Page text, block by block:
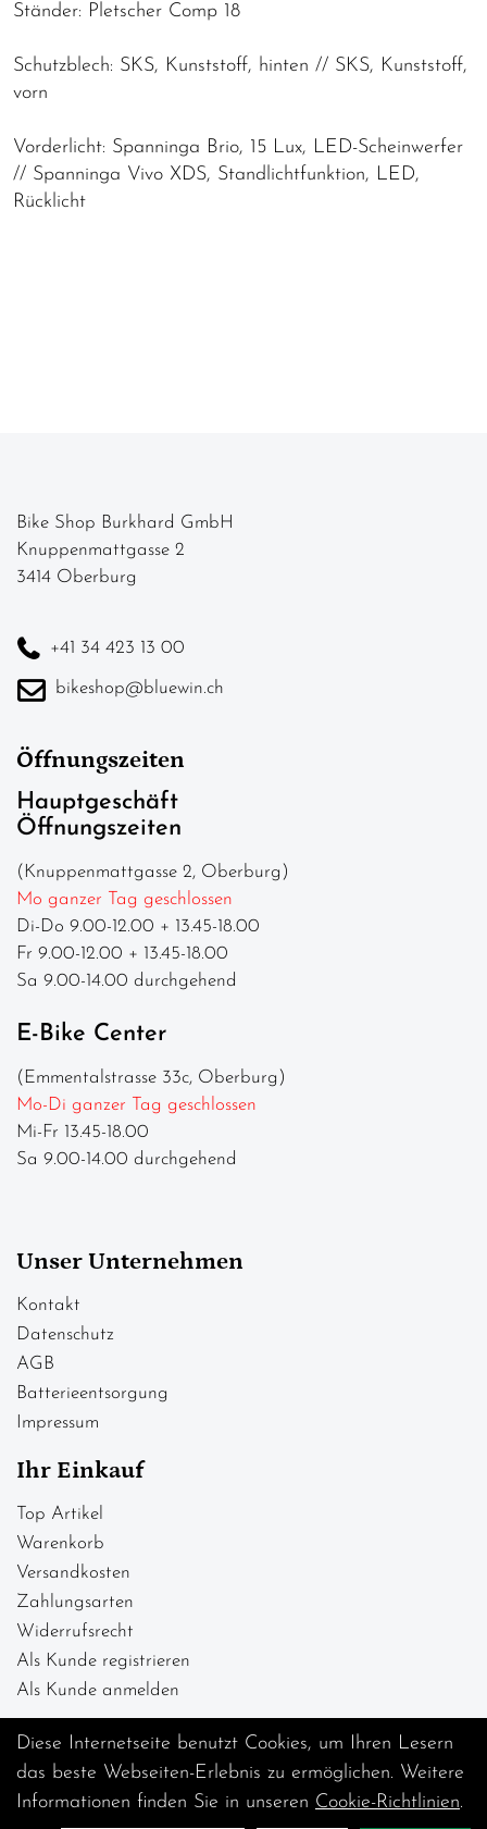
Ständer: Pletscher Comp 18
Schutzblech: SKS, Kunststoff, hinten // SKS, Kunststoff,
vorn
Vorderlicht: Spanninga Brio, 15 Lux, LED-Scheinwerfer
// Spanninga Vivo XDS, Standlichtfunktion, LED,
Rücklicht
Bike Shop Burkhard GmbH
Knuppenmattgasse 2
3414 Oberburg
+41 34 423 13 00
bikeshop@bluewin.ch
Öffnungszeiten
Hauptgeschäft
Öffnungszeiten
(Knuppenmattgasse 2, Oberburg)
Mo ganzer Tag geschlossen
Di-Do 9.00-12.00 + 13.45-18.00
Fr 9.00-12.00 + 13.45-18.00
Sa 9.00-14.00 durchgehend
E-Bike Center
(Emmentalstrasse 33c, Oberburg)
Mo-Di ganzer Tag geschlossen
Mi-Fr 13.45-18.00
Sa 9.00-14.00 durchgehend
Unser Unternehmen
Kontakt
Datenschutz
AGB
Batterieentsorgung
Impressum
Ihr Einkauf
Top Artikel
Warenkorb
Versandkosten
Zahlungsarten
Widerrufsrecht
Als Kunde registrieren
Als Kunde anmelden
Diese Internetseite benutzt Cookies, um Ihren Lesern
das beste Webseiten-Erlebnis zu ermöglichen. Weitere
Informationen finden Sie in unseren Cookie-Richtlinien.